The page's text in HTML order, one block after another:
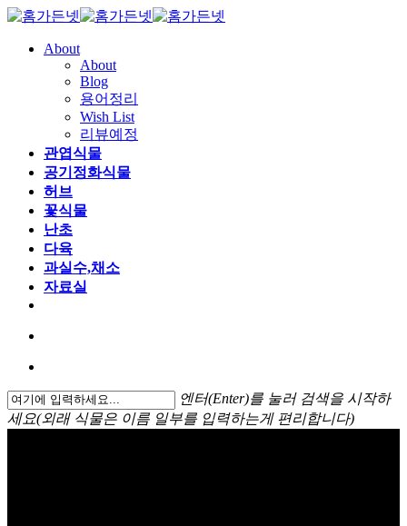
About
About
Blog
용어정리
Wish List
리뷰예정
관엽식물
공기정화식물
허브
꽃식물
난초
다육
과실수,채소
자료실
엔터(Enter)를 눌러 검색을 시작하
세요(외래 식물은 이름 일부를 입력하는게 편리합니다)